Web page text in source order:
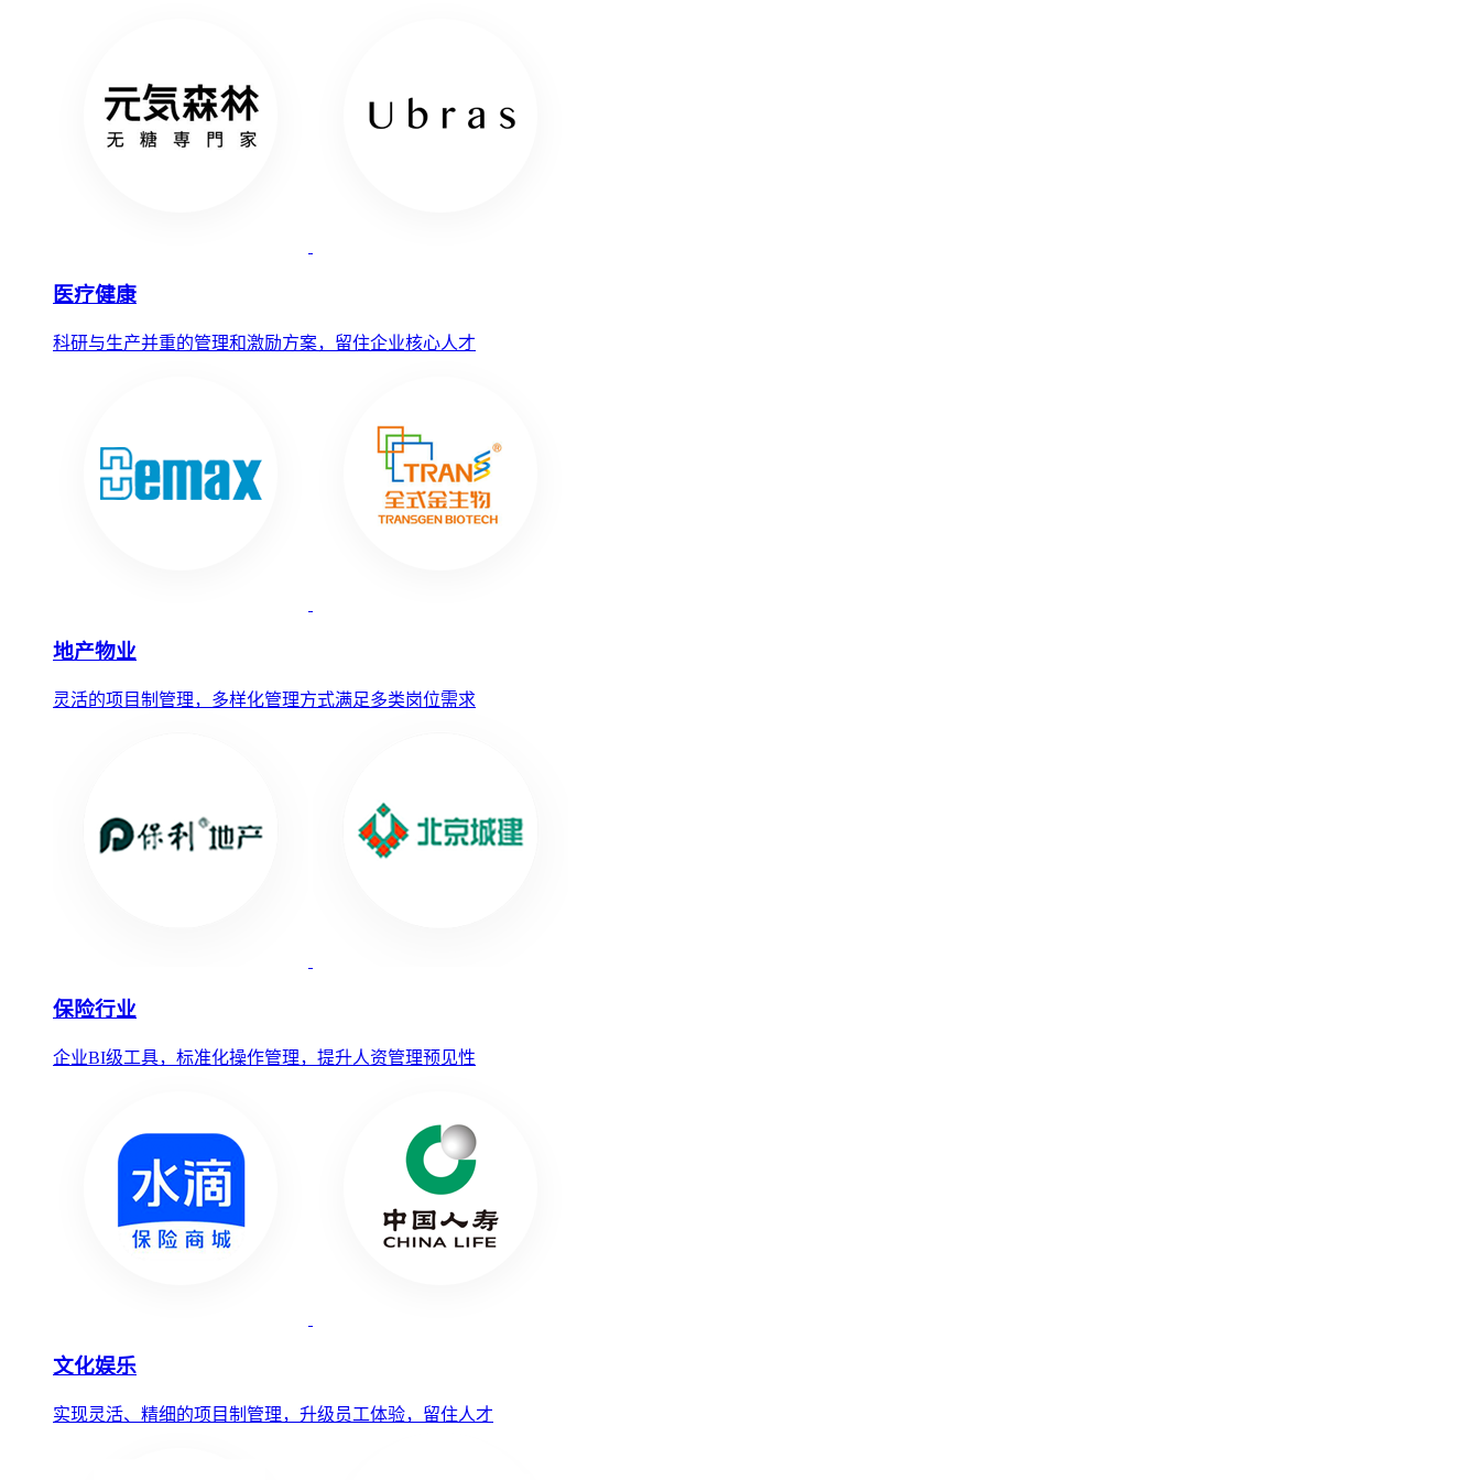
医疗健康
科研与生产并重的管理和激励方案，留住企业核心人才
地产物业
灵活的项目制管理，多样化管理方式满足多类岗位需求
保险行业
企业BI级工具，标准化操作管理，提升人资管理预见性
文化娱乐
实现灵活、精细的项目制管理，升级员工体验，留住人才